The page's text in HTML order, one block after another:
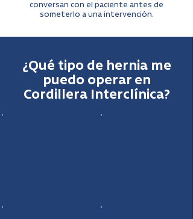
conversan con el paciente antes de
someterlo a una intervención.
¿Qué tipo de hernia me
puedo operar en
Cordillera Interclínica?